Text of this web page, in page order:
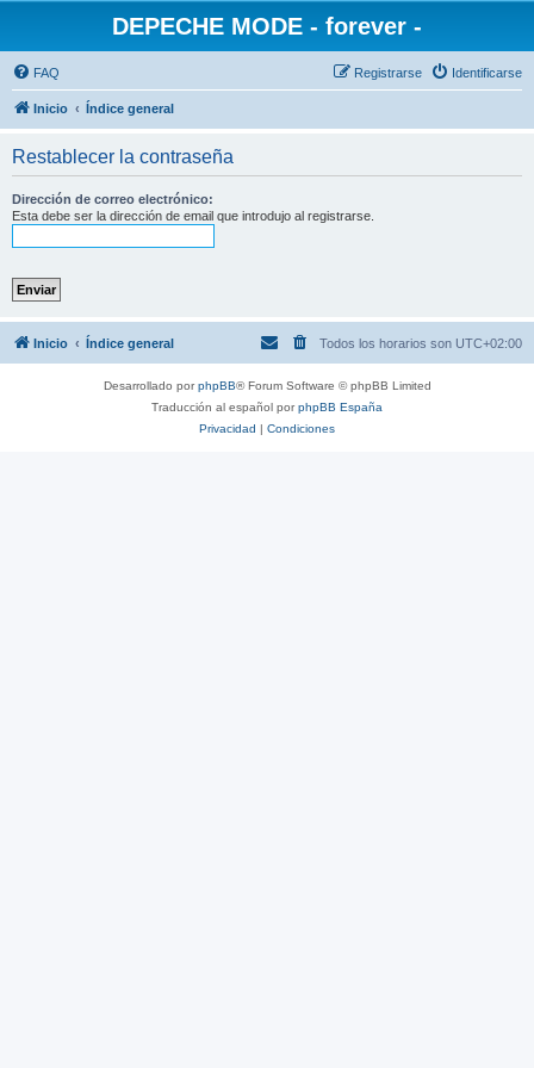
DEPECHE MODE - forever -
FAQ Identificarse
Registrarse
Inicio Índice general
Restablecer la contraseña
Dirección de correo electrónico:
Esta debe ser la dirección de email que introdujo al registrarse.
Inicio Índice general Todos los horarios son UTC+02:00
Desarrollado porphpBB® Forum Software © phpBB Limited
Traducción al español porphpBB España
Privacidad | Condiciones